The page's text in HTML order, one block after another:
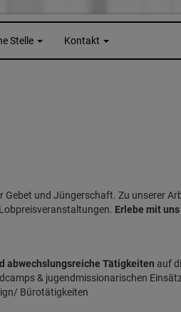
Stelle Kontakt
Gebet und Jüngerschaft. Zu unserer
Erlebe mit
abwechslungsreiche Tätigkeiten auf
& jugendmissionarischen
Bürotätigkeiten